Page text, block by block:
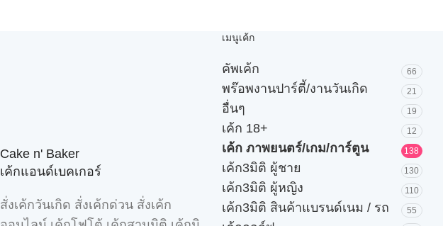
Cake n' Baker
เค้กแอนด์เบคเกอร์
สั่งเค้กวันเกิด สั่งเค้กด่วน สั่งเค้ก
เมนูเค้ก
คัพเค้ก 66
พร๊อพงานปาร์ตี้/งานวันเกิด 21
อื่นๆ 19
เค้ก 18+ 12
เค้ก ภาพยนตร์/เกม/การ์ตูน 138
เค้ก3มิติ ผู้ชาย 130
เค้ก3มิติ ผู้หญิง 110
เค้ก3มิติ สินค้าแบรนด์เนม / รถ 55